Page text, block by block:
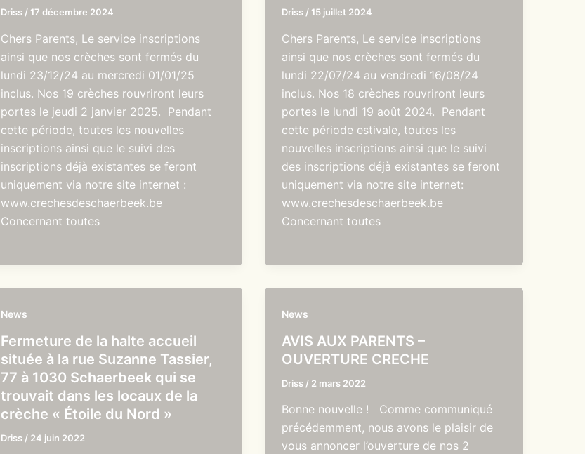
Driss / 17 décembre 2024
Chers Parents, Le service inscriptions
ainsi que nos crèches sont fermés du
lundi 23/12/24 au mercredi 01/01/25
inclus. Nos 19 crèches rouvriront leurs
portes le jeudi 2 janvier 2025. Pendant
cette période, toutes les nouvelles
inscriptions ainsi que le suivi des
inscriptions déjà existantes se feront
uniquement via notre site internet :
www.crechesdeschaerbeek.be
Concernant toutes
Driss / 15 juillet 2024
Chers Parents, Le service inscriptions
ainsi que nos crèches sont fermés du
lundi 22/07/24 au vendredi 16/08/24
inclus. Nos 18 crèches rouvriront leurs
portes le lundi 19 août 2024. Pendant
cette période estivale, toutes les
nouvelles inscriptions ainsi que le suivi
des inscriptions déjà existantes se feront
uniquement via notre site internet:
www.crechesdeschaerbeek.be
Concernant toutes
News
Fermeture de la halte accueil
située à la rue Suzanne Tassier,
77 à 1030 Schaerbeek qui se
trouvait dans les locaux de la
crèche « Étoile du Nord »
Driss / 24 juin 2022
News
AVIS AUX PARENTS –
OUVERTURE CRECHE
Driss / 2 mars 2022
Bonne nouvelle ! Comme communiqué
précédemment, nous avons le plaisir de
vous annoncer l’ouverture de nos 2